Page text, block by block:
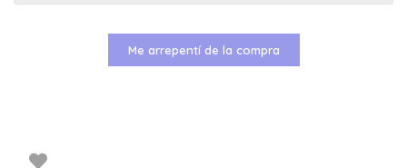
Me arrepentí de la compra